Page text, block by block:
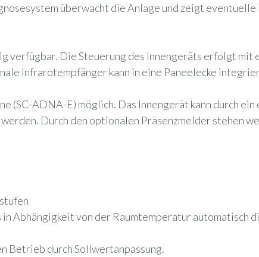
überwacht die Anlage und zeigt eventuelle
verfügbar. Die Steuerung des Innengeräts erfolgt
Infrarotempfänger kann in eine Paneelecke
ADNA-E) möglich. Das Innengerät kann durch
Durch den optionalen Präsenzmelder stehen
Abhängigkeit von der Raumtemperatur automatisch
Betrieb durch Sollwertanpassung.